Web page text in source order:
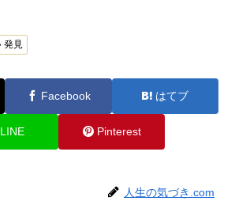
発見
Facebook はてブ
LINE Pinterest
人生の気づき.com